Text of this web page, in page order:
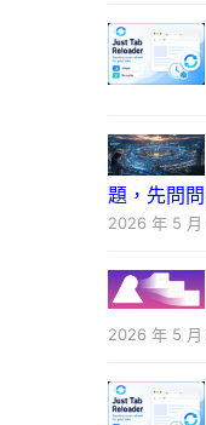
題，先問
2026 年 5 月
2026 年 5 月